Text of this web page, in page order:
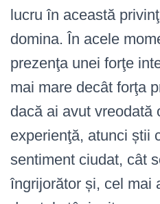
lucru în această
domina. În acele
prezenţa unei forţe
mai mare decât forţa
dacă ai avut vreodată
experienţă, atunci știi
sentiment ciudat, cât
îngrijorător și, cel mai